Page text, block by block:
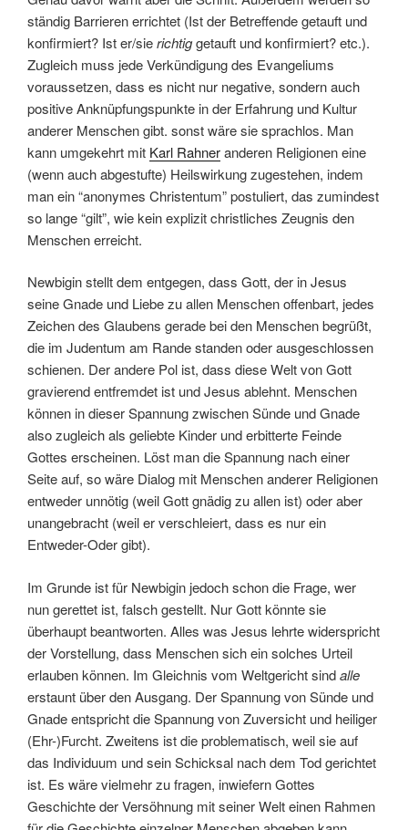
ständig Barrieren errichtet (Ist der Betreffende getauft und
konfirmiert? Ist er/sierichtiggetauft und konfirmiert? etc.).
Zugleich muss jede Verkündigung des Evangeliums
voraussetzen, dass es nicht nur negative, sondern auch
positive Anknüpfungspunkte in der Erfahrung und Kultur
anderer Menschen gibt. sonst wäre sie sprachlos. Man
kann umgekehrt mit Karl Rahneranderen Religionen eine
(wenn auch abgestufte) Heilswirkung zugestehen, indem
man ein “anonymes Christentum” postuliert, das zumindest
so lange “gilt”, wie kein explizit christliches Zeugnis den
Menschen erreicht.
Newbigin stellt dem entgegen, dass Gott, der in Jesus
seine Gnade und Liebe zu allen Menschen offenbart, jedes
Zeichen des Glaubens gerade bei den Menschen begrüßt,
die im Judentum am Rande standen oder ausgeschlossen
schienen. Der andere Pol ist, dass diese Welt von Gott
gravierend entfremdet ist und Jesus ablehnt. Menschen
können in dieser Spannung zwischen Sünde und Gnade
also zugleich als geliebte Kinder und erbitterte Feinde
Gottes erscheinen. Löst man die Spannung nach einer
Seite auf, so wäre Dialog mit Menschen anderer Religionen
entweder unnötig (weil Gott gnädig zu allen ist) oder aber
unangebracht (weil er verschleiert, dass es nur ein
Entweder-Oder gibt).
Im Grunde ist für Newbigin jedoch schon die Frage, wer
nun gerettet ist, falsch gestellt. Nur Gott könnte sie
überhaupt beantworten. Alles was Jesus lehrte widerspricht
der Vorstellung, dass Menschen sich ein solches Urteil
erlauben können. Im Gleichnis vom Weltgericht sindalle
erstaunt über den Ausgang. Der Spannung von Sünde und
Gnade entspricht die Spannung von Zuversicht und heiliger
(Ehr-)Furcht. Zweitens ist die problematisch, weil sie auf
das Individuum und sein Schicksal nach dem Tod gerichtet
ist. Es wäre vielmehr zu fragen, inwiefern Gottes
Geschichte der Versöhnung mit seiner Welt einen Rahmen